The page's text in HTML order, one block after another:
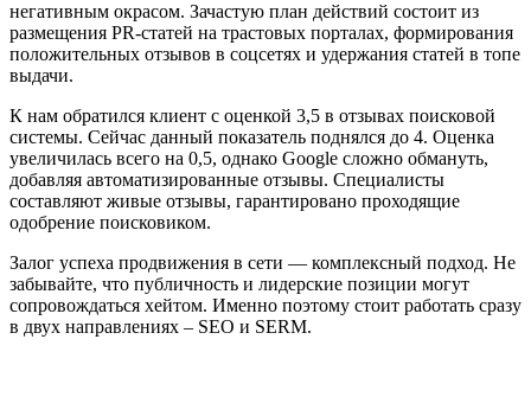
негативным окрасом. Зачастую план действий состоит из
размещения PR-статей на трастовых порталах, формирования
положительных отзывов в соцсетях и удержания статей в топе
выдачи.
К нам обратился клиент с оценкой 3,5 в отзывах поисковой
системы. Сейчас данный показатель поднялся до 4. Оценка
увеличилась всего на 0,5, однако Google сложно обмануть,
добавляя автоматизированные отзывы. Специалисты
составляют живые отзывы, гарантировано проходящие
одобрение поисковиком.
Залог успеха продвижения в сети — комплексный подход. Не
забывайте, что публичность и лидерские позиции могут
сопровождаться хейтом. Именно поэтому стоит работать сразу
в двух направлениях – SEO и SERM.